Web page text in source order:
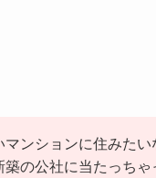
マンションに住みた
の公社に当たっちゃ